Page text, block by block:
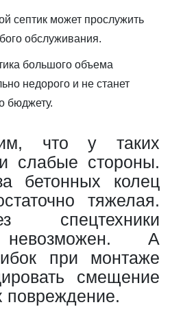
септик может прослужить
обслуживания.
большого объема
недорого и не станет
бюджету.
что у таких
слабые стороны.
бетонных колец
тяжелая.
спецтехники
невозможен. А
при монтаже
смещение
повреждение.